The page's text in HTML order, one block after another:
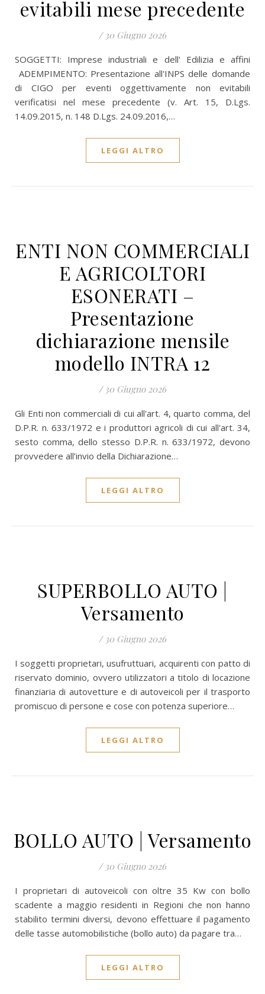
evitabili mese precedente
/ 30 Giugno 2026
SOGGETTI: Imprese industriali e dell' Edilizia e affini
ADEMPIMENTO: Presentazione all'INPS delle domande
di CIGO per eventi oggettivamente non evitabili
verificatisi nel mese precedente (v. Art. 15, D.Lgs.
14.09.2015, n. 148 D.Lgs. 24.09.2016,…
LEGGI ALTRO
ENTI NON COMMERCIALI
E AGRICOLTORI
ESONERATI –
Presentazione
dichiarazione mensile
modello INTRA 12
/ 30 Giugno 2026
Gli Enti non commerciali di cui all'art. 4, quarto comma, del
D.P.R. n. 633/1972 e i produttori agricoli di cui all'art. 34,
sesto comma, dello stesso D.P.R. n. 633/1972, devono
provvedere all’invio della Dichiarazione…
LEGGI ALTRO
SUPERBOLLO AUTO |
Versamento
/ 30 Giugno 2026
I soggetti proprietari, usufruttuari, acquirenti con patto di
riservato dominio, ovvero utilizzatori a titolo di locazione
finanziaria di autovetture e di autoveicoli per il trasporto
promiscuo di persone e cose con potenza superiore…
LEGGI ALTRO
BOLLO AUTO | Versamento
/ 30 Giugno 2026
I proprietari di autoveicoli con oltre 35 Kw con bollo
scadente a maggio residenti in Regioni che non hanno
stabilito termini diversi, devono effettuare il pagamento
delle tasse automobilistiche (bollo auto) da pagare tra…
LEGGI ALTRO